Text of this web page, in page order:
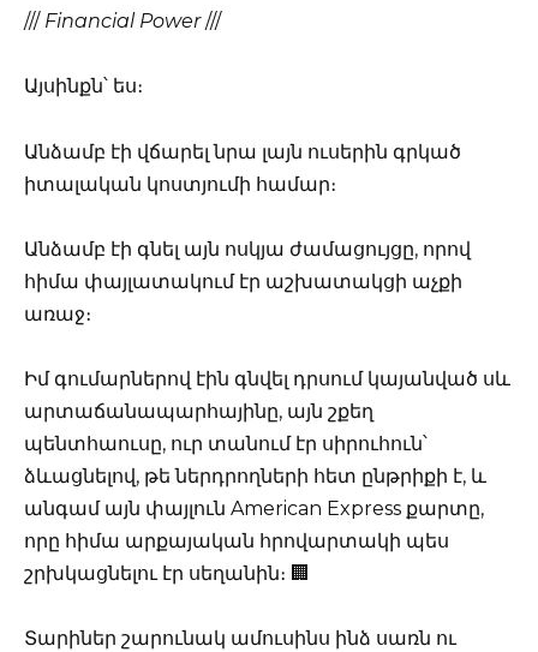
/// Financial Power///
Այսինքն՝ ես։
Անձամբ էի վճարել նրա լայն ուսերին գրկած
իտալական կոստյումի համար։
Անձամբ էի գնել այն ոսկյա ժամացույցը, որով
հիմա փայլատակում էր աշխատակցի աչքի
առաջ։
Իմ գումարներով էին գնվել դրսում կայանված սև
արտաճանապարհայինը, այն շքեղ
պենտհաուսը, ուր տանում էր սիրուհուն՝
ձևացնելով, թե ներդրողների հետ ընթրիքի է, և
անգամ այն փայլուն American Express քարտը,
որը հիմա արքայական հրովարտակի պես
շրխկացնելու էր սեղանին։ 🏢
Տարիներ շարունակ ամուսինս ինձ սառն ու